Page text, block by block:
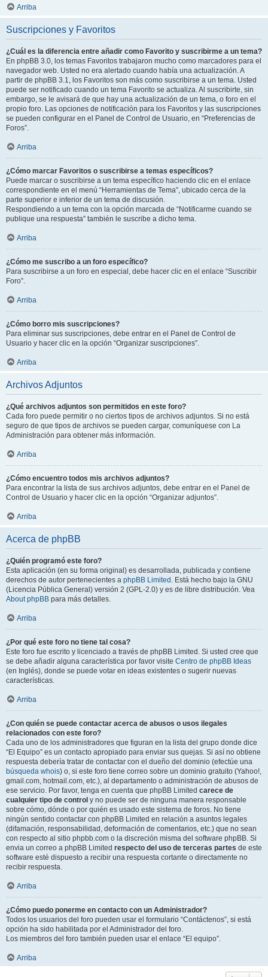
Arriba
Suscripciones y Favoritos
¿Cuál es la diferencia entre añadir como Favorito y suscribirme a un tema?
En phpBB 3.0, los temas Favoritos trabajaron mucho como marcadores para el
navegador web. Usted no era alertado cuando había una actualización. A
partir de phpBB 3.1, los Favoritos son más como suscribirse a un tema. Usted
puede ser notificado cuando un tema Favorito se actualiza. Al suscribirte, sin
embargo, se le avisará de que hay una actualización de un tema, o foro en el
propio foro. Las opciones de notificación para los Favoritos y las suscripciones
se pueden configurar en el Panel de Control de Usuario, en “Preferencias de
Foros”.
Arriba
¿Cómo marcar Favoritos o suscribirse a temas específicos?
Puede marcar o suscribirse a un tema específico haciendo clic en el enlace
correspondiente en el menú “Herramientas de Tema”, ubicado cerca de la
parte superior e inferior de un tema de discusión.
Respondiendo a un tema con la opción marcada de “Notificarme cuando se
publique una respuesta” también le suscribe a dicho tema.
Arriba
¿Cómo me suscribo a un foro específico?
Para suscribirse a un foro en especial, debe hacer clic en el enlace “Suscribir
Foro”.
Arriba
¿Cómo borro mis suscripciones?
Para eliminar sus suscripciones, debe entrar en el Panel de Control de
Usuario y hacer clic en la opción “Organizar suscripciones”.
Arriba
Archivos Adjuntos
¿Qué archivos adjuntos son permitidos en este foro?
Cada foro puede permitir o no ciertos tipos de archivos adjuntos. Si no está
seguro de que tipos de archivos se pueden cargar, comuníquese con La
Administración para obtener más información.
Arriba
¿Cómo encuentro todos mis archivos adjuntos?
Para encontrar la lista de sus archivos adjuntos, debe entrar en el Panel de
Control de Usuario y hacer clic en la opción “Organizar adjuntos”.
Arriba
Acerca de phpBB
¿Quién programó este foro?
Esta aplicación (en su forma original) es desarrollada, publicada y contiene
derechos de autor pertenecientes a phpBB Limited . Está hecho bajo la GNU
(Licencia Pública General) versión 2 (GPL-2.0) y es de libre distribución. Vea
About phpBB para más detalles.
Arriba
¿Por qué este foro no tiene tal cosa?
Este foro fue escrito y licenciado a través de phpBB Limited. Si usted cree que
se debe añadir alguna característica por favor visite Centro de phpBB Ideas
(en Inglés), donde se puede votar en ideas existentes o sugerir nuevas
características.
Arriba
¿Con quién se puede contactar acerca de abusos o usos ilegales
relacionados con este foro?
Cada uno de los administradores que figuran en la lista del grupo donde dice
“El Equipo” es un contacto apropiado para enviar sus quejas. Si así no obtiene
respuesta debería tratar de contactar con el dueño del dominio (efectúe una
búsqueda whois) o, si este foro tiene correo sobre un dominio gratuito (Yahoo!,
gmail.com, hotmail.com, etc.), al departamento o administración de abusos de
ese servicio. Por favor, tenga en cuenta que phpBB Limited carece de
cualquier tipo de control y no puede ser de ninguna manera responsable
sobre cómo, dónde o por quién es usado este sistema de foros. No tiene
ningún sentido contactar con phpBB Limited en relación a asuntos legales
(difamación, responsabilidad, deformación de comentarios, etc.) que no sean
con respecto al sitio phpbb.com o la discreción misma del software phpBB. Si
envia un correo a phpBB Limited respecto del uso de terceras partes de este
software esté dispuesto a recibir una respuesta cortante o directamente no
recibir respuesta.
Arriba
¿Cómo puedo ponerme en contacto con un Administrador?
Todos los usuarios del foro pueden usar el formulario “Contáctenos”, si está
opción ha sido habilitada por el Administrador del foro.
Los miembros del foro también pueden usar el enlace “El equipo”.
Arriba